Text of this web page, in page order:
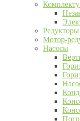
Редукторы
Мотор-
Насосы